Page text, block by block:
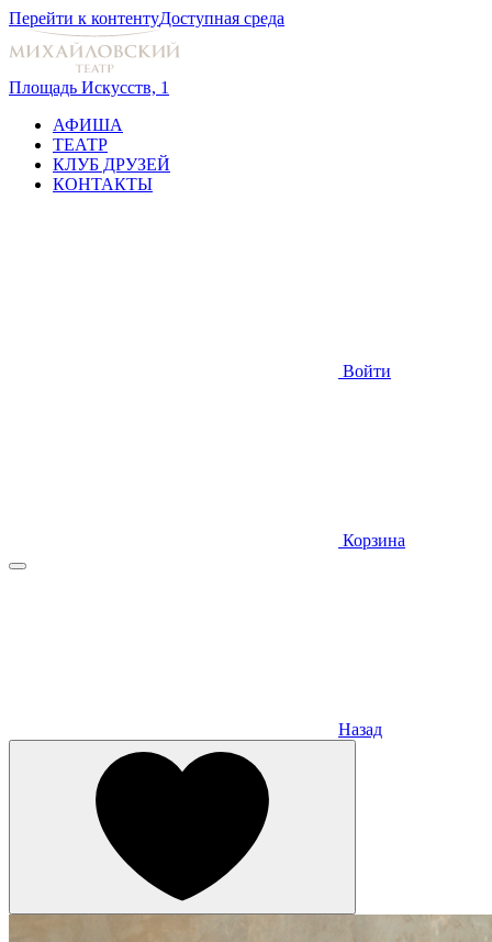
Перейти к контентуДоступная среда
Площадь Искусств, 1
АФИША
ТЕАТР
КЛУБ ДРУЗЕЙ
КОНТАКТЫ
Войти
Корзина
Назад